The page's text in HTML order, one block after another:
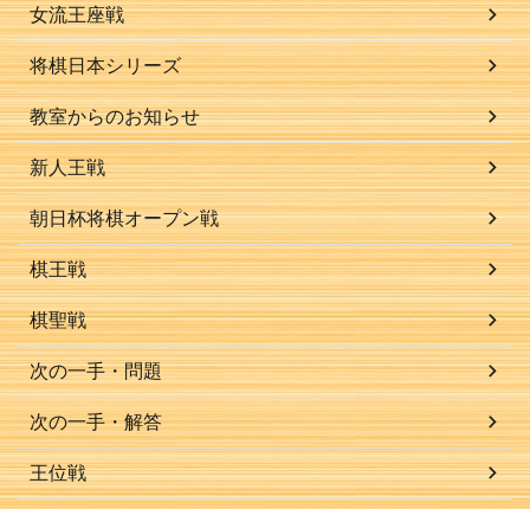
女流王座戦
将棋日本シリーズ
教室からのお知らせ
新人王戦
朝日杯将棋オープン戦
棋王戦
棋聖戦
次の一手・問題
次の一手・解答
王位戦